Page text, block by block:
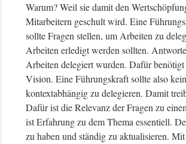
Warum? Weil sie damit den
Mitarbeitern geschult wird. Eine
sollte Fragen stellen, um Arbeiten zu
Arbeiten erledigt werden sollten.
Arbeiten delegiert wurden. Dafür
Vision. Eine Führungskraft sollte also
kontextabhängig zu delegieren. Damit
Dafür ist die Relevanz der Fragen zu
ist Erfahrung zu dem Thema essentiell.
zu haben und ständig zu aktualisieren.